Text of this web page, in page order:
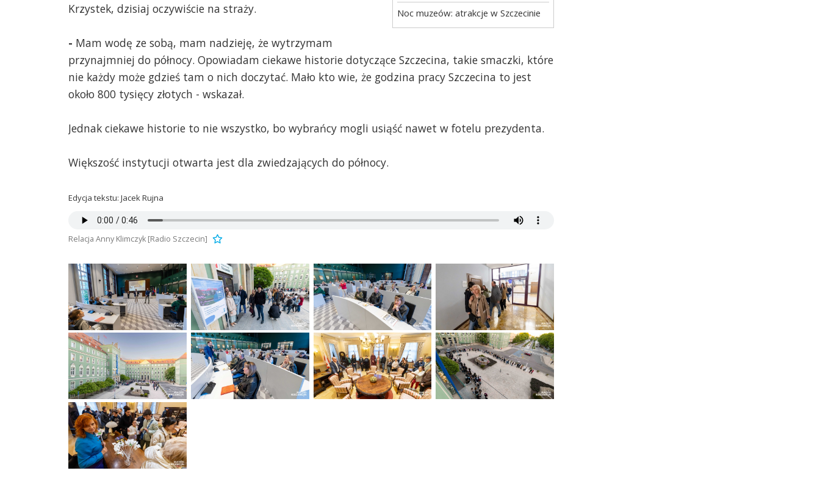
Noc muzeów: atrakcje w Szczecinie
Krzystek, dzisiaj oczywiście na straży.
- Mam wodę ze sobą, mam nadzieję, że wytrzymam
przynajmniej do północy. Opowiadam ciekawe historie dotyczące Szczecina, takie smaczki, które
nie każdy może gdzieś tam o nich doczytać. Mało kto wie, że godzina pracy Szczecina to jest
około 800 tysięcy złotych - wskazał.
Jednak ciekawe historie to nie wszystko, bo wybrańcy mogli usiąść nawet w fotelu prezydenta.
Większość instytucji otwarta jest dla zwiedzających do północy.
Edycja tekstu: Jacek Rujna
Relacja Anny Klimczyk [Radio Szczecin]